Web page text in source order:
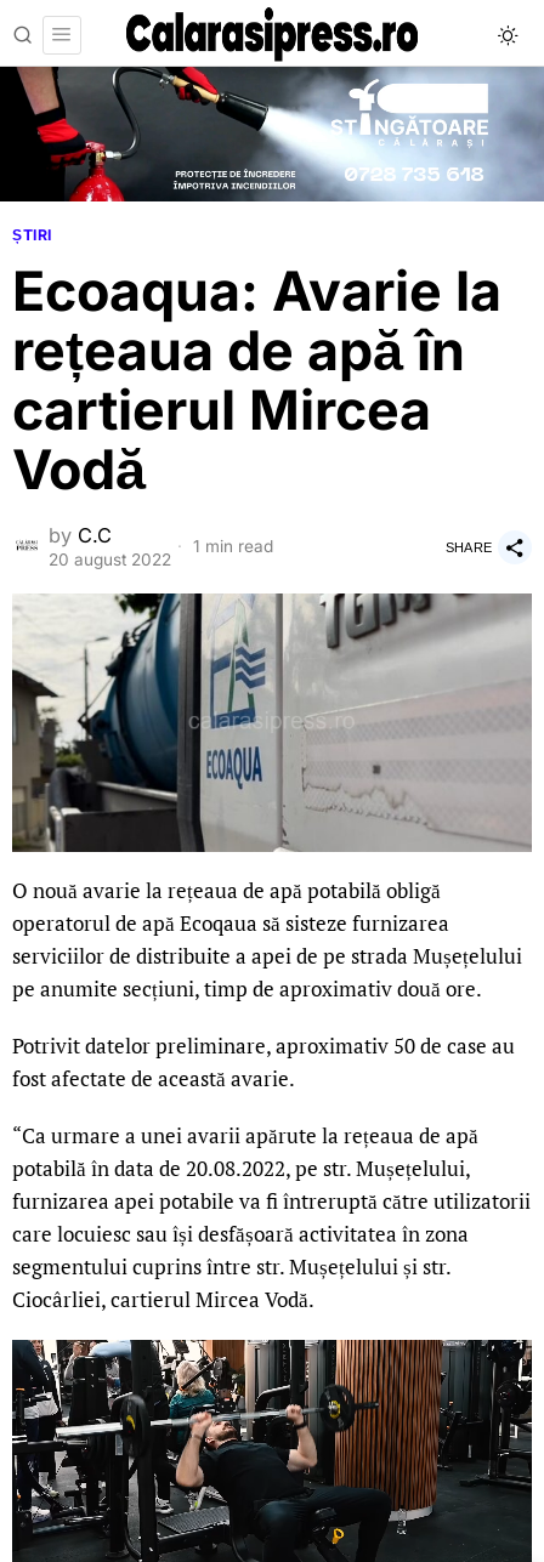
ȘTIRI
Ecoaqua: Avarie la
rețeaua de apă în
cartierul Mircea
Vodă
by C.C
20 august 2022
1 min read SHARE
O nouă avarie la rețeaua de apă potabilă obligă
operatorul de apă Ecoqaua să sisteze furnizarea
serviciilor de distribuite a apei de pe strada Mușețelului
pe anumite secțiuni, timp de aproximativ două ore.
Potrivit datelor preliminare, aproximativ 50 de case au
fost afectate de această avarie.
“Ca urmare a unei avarii apărute la rețeaua de apă
potabilă în data de 20.08.2022, pe str. Mușețelului,
furnizarea apei potabile va fi întreruptă către utilizatorii
care locuiesc sau își desfășoară activitatea în zona
segmentului cuprins între str. Mușețelului și str.
Ciocârliei, cartierul Mircea Vodă.